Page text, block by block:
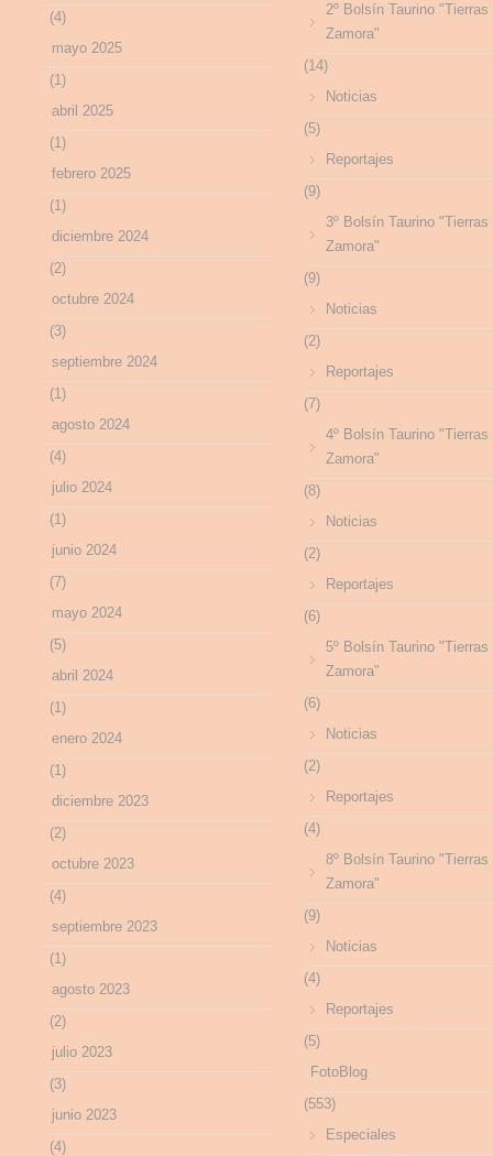
(4)
mayo 2025
(1)
abril 2025
(1)
febrero 2025
(1)
diciembre 2024
(2)
octubre 2024
(3)
septiembre 2024
(1)
agosto 2024
(4)
julio 2024
(1)
junio 2024
(7)
mayo 2024
(5)
abril 2024
(1)
enero 2024
(1)
diciembre 2023
(2)
octubre 2023
(4)
septiembre 2023
(1)
agosto 2023
(2)
julio 2023
(3)
junio 2023
(4)
2º Bolsín Taurino "Tierras
Zamora"
(14)
Noticias
(5)
Reportajes
(9)
3º Bolsín Taurino "Tierras
Zamora"
(9)
Noticias
(2)
Reportajes
(7)
4º Bolsín Taurino "Tierras
Zamora"
(8)
Noticias
(2)
Reportajes
(6)
5º Bolsín Taurino "Tierras
Zamora"
(6)
Noticias
(2)
Reportajes
(4)
8º Bolsín Taurino "Tierras
Zamora"
(9)
Noticias
(4)
Reportajes
(5)
FotoBlog
(553)
Especiales